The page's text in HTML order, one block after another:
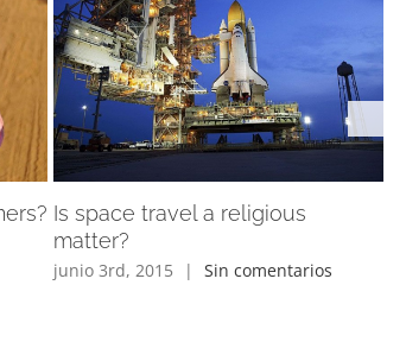
Is space travel a religious
matter?
junio 3rd, 2015 | Sin comentarios